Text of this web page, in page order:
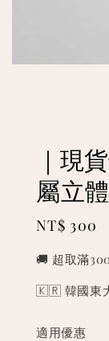
｜現
屬立
Regular
NT$ 300
🚚 超取滿
🇰🇷 韓國東
適用優惠